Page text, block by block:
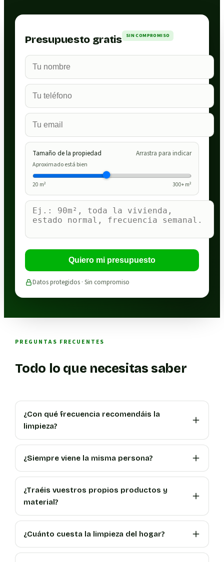
Presupuesto gratis SIN COMPROMISO
Tamaño de la propiedad Arrastra para indicar
Aproximado está bien
20 m² 300+ m²
Quiero mi presupuesto
Datos protegidos · Sin compromiso
PREGUNTAS FRECUENTES
Todo lo que necesitas saber
¿Con qué frecuencia recomendáis la
limpieza?
¿Siempre viene la misma persona?
¿Traéis vuestros propios productos y
material?
¿Cuánto cuesta la limpieza del hogar?